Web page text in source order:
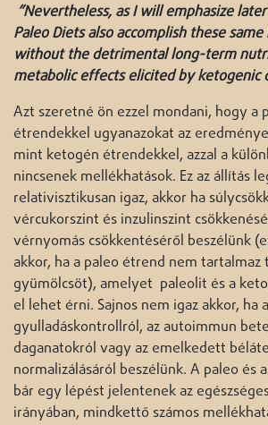
”Nevertheless, as I will emphasize
Paleo Diets also accomplish these
without the detrimental long-term
metabolic effects elicited by ketogenic
Azt szeretné ön ezzel mondani, hogy a
étrendekkel ugyanazokat az
mint ketogén étrendekkel, azzal a
nincsenek mellékhatások. Ez az állítás
relativisztikusan igaz, akkor ha
vércukorszint és inzulinszint
vérnyomás csökkentéséről beszélünk
akkor, ha a paleo étrend nem tartalmaz
gyümölcsöt), amelyet paleolit és a
el lehet érni. Sajnos nem igaz akkor, ha a
gyulladáskontrollról, az autoimmun
daganatokról vagy az emelkedett
normalizálásáról beszélünk. A paleo és
bár egy lépést jelentenek az
irányában, mindkettő számos